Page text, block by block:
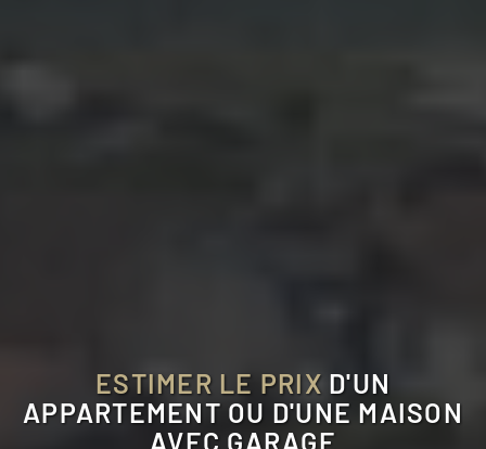
ESTIMER LE PRIX D'UN
APPARTEMENT OU D'UNE MAISON
AVEC GARAGE